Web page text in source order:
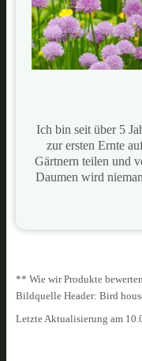
Ich bin seit über 5
zur ersten Ernte
Gärtnern teilen und
Daumen wird
** Wie wir Produkte
Bildquelle Header: Bird
Letzte Aktualisierung am